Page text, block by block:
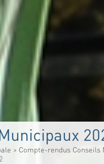
> Compte-rendus Conseils